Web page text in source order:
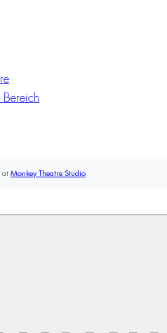
Bereich
at Monkey Theatre Studio